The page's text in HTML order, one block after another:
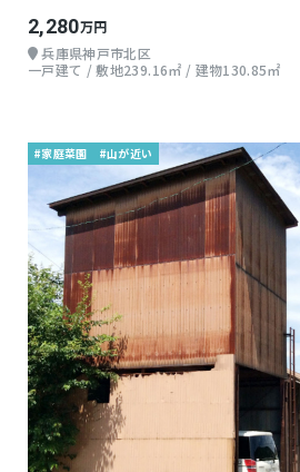
2,280万円
兵庫県神戸市北区
一戸建て / 敷地239.16㎡ / 建物130.85㎡
#家庭菜園 #山が近い